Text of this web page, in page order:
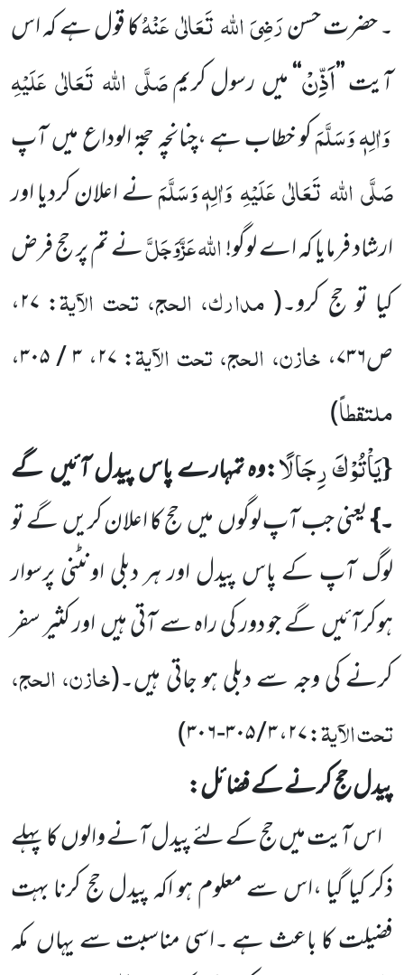
۔ حضرت حسنرَضِیَاللہتَعَالٰیعَنْہُکا قول ہے کہ اس
آیت’’اَذِّنْ‘‘میںرسول کریمصَلَّی اللہتَعَالٰیعَلَیْہِ
وَاٰلِہٖ وَسَلَّمَکو خطاب ہے ،چنانچہ حجۃ الوداع میںآپ
صَلَّیاللہتَعَالٰیعَلَیْہِوَاٰلِہٖ وَسَلَّمَنے اعلان کردیا اور
ارشاد فرمایا کہ اے لوگو!اللہعَزَّوَجَلَّنے تم پر حج فرض
کیا تو حج کرو۔( مدارک، الحج، تحت الآیۃ
: ۲۷،
ص۷۳۶،
خازن، الحج، تحت الآیۃ: ۲۷، ۳ / ۳۰۵،
ملتقطاً)
{یَاْتُوْكَ رِجَالًا:وہ تمہارے پاس پیدل آئیںگے
۔}یعنی جب آپ لوگوںمیںحج کا اعلان کریںگے تو
لوگ آپ کےپاس پیدل اور ہر دبلی اونٹنی پرسوار
ہوکرآئیںگے جو دور کی راہ سے آتی ہیںاور کثیر سفر
کرنے کی وجہ سے دبلی ہو جاتی ہیں۔(خازن، الحج،
تحت الآیۃ: ۲۷، ۳ / ۳۰۵-۳۰۶
)
پیدل حج کرنے کے فضائل:
اس آیت میں حج کے لئے پیدل آنے والوںکا پہلے
ذکر کیا گیا ،اس سے معلوم ہو اکہ پیدل حج کرنا بہت
فضیلتکا باعث ہے ۔اسی مناسبت سے یہاںمکہ